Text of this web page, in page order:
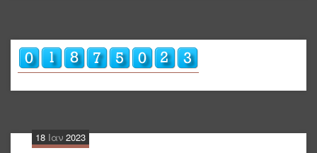
18 Ιαν 2023